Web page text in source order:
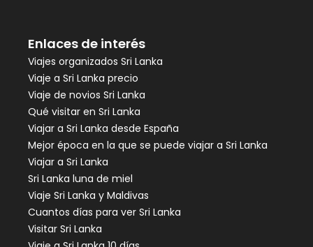
Enlaces de interés
Viajes organizados Sri Lanka
Viaje a Sri Lanka precio
Viaje de novios Sri Lanka
Qué visitar en Sri Lanka
Viajar a Sri Lanka desde España
Mejor época en la que se puede viajar a Sri Lanka
Viajar a Sri Lanka
Sri Lanka luna de miel
Viaje Sri Lanka y Maldivas
Cuantos días para ver Sri Lanka
Visitar Sri Lanka